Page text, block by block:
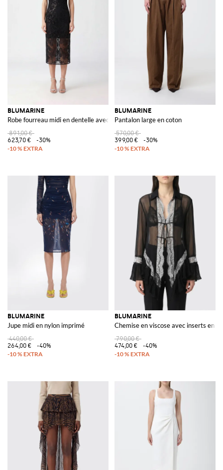
BLUMARINE
Robe fourreau midi en dentelle avec sequins et décolleté en V
891,00 €
623,70 €
-30%
BLUMARINE
Pantalon large en coton
570,00 €
399,00 €
-30%
BLUMARINE
Jupe midi en nylon imprimé
440,00 €
264,00 €
-40%
BLUMARINE
Chemise en viscose avec inserts en
790,00 €
474,00 €
-40%